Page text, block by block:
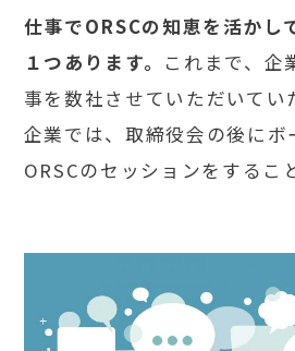
仕事でORSCの知恵を活かし
１つあります。 これまで、企
事を数社させていただいてい
企業では、取締役会の後にボ
ORSCのセッションをするこ